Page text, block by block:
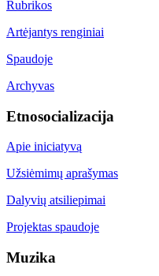
Rubrikos
Artėjantys renginiai
Spaudoje
Archyvas
Etnosocializacija
Apie iniciatyvą
Užsiėmimų aprašymas
Dalyvių atsiliepimai
Projektas spaudoje
Muzika